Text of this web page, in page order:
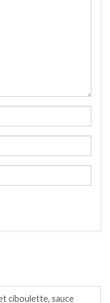
ciboulette, sauce